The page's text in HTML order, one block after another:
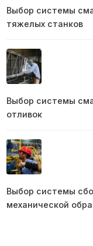
Выбор системы
тяжелых станков
Выбор системы
отливок
Выбор системы
механической